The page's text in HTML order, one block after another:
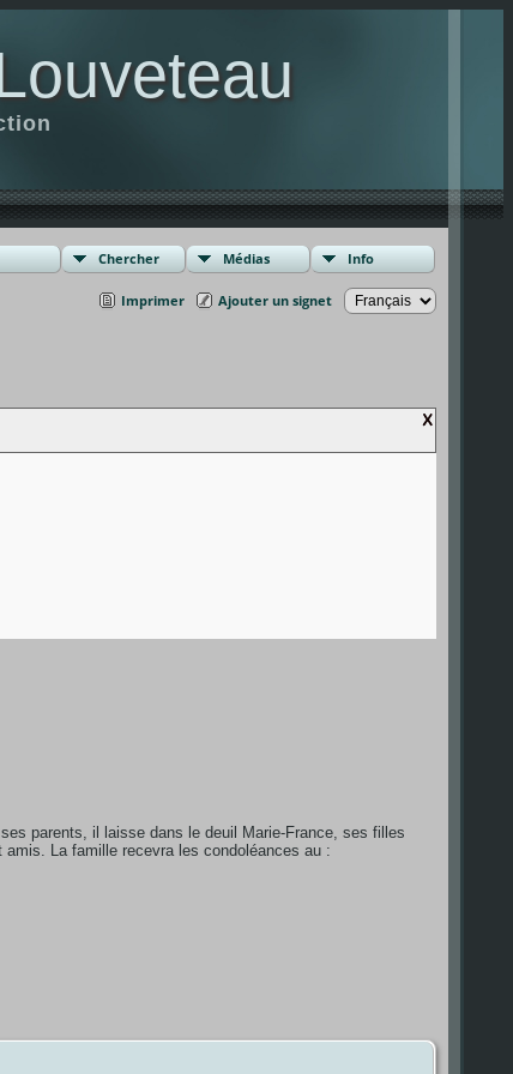
Chercher Médias Info
Imprimer Ajouter un signet
parents, il laisse dans le deuil Marie-France, ses filles
La famille recevra les condoléances au :